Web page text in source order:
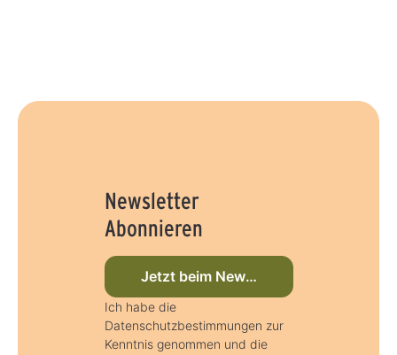
Newsletter
Abonnieren
Jetzt beim Newsletter anmelden
Ich habe die
Datenschutzbestimmungen zur
Kenntnis genommen und die